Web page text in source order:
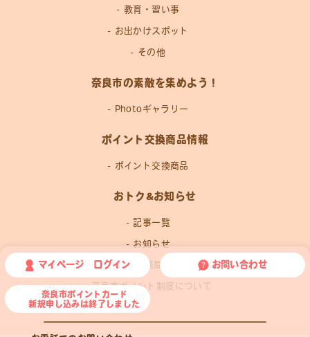
教育・習い事
お出かけスポット
その他
奈良市の素敵を集めよう！
Photoギャラリー
ポイント交換商品情報
ポイント交換商品
おトク&お知らせ
記事一覧
お知らせ
運営事務局news
奈良市ポイント制度について
マイページ ログイン お問い合わせ
奈良市ポイントカード
新規申し込みは終了しました